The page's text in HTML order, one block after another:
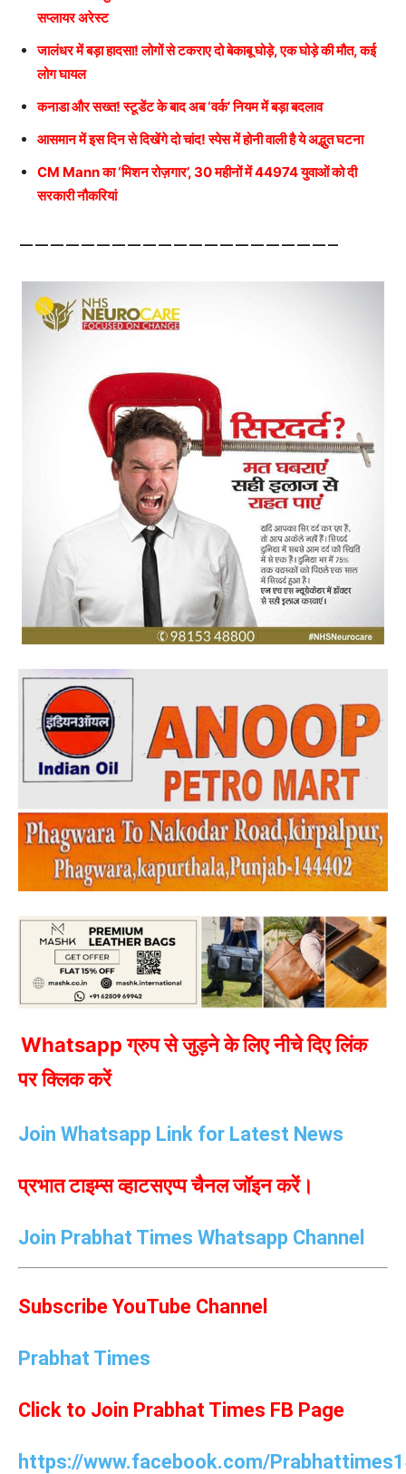
सप्लायर अरेस्ट
जालंधर में बड़ा हादसा! लोगों से टकराए दो बेकाबू घोड़े, एक घोड़े की मौत, कई
लोग घायल
कनाडा और सख्त! स्टूडेंट के बाद अब ‘वर्क’ नियम में बड़ा बदलाव
आसमान में इस दिन से दिखेंगे दो चांद! स्पेस में होनी वाली है ये अद्भुत घटना
CM Mann का ‘मिशन रोज़गार’, 30 महीनों में 44974 युवाओं को दी
सरकारी नौकरियां
————————————————————–
Whatsapp ग्रुप से जुड़ने के लिए नीचे दिए लिंक
पर क्लिक करें
Join Whatsapp Link for Latest News
प्रभात टाइम्स व्हाटसएप्प चैनल जॉइन करें।
Join Prabhat Times Whatsapp Channel
Subscribe YouTube Channel
Prabhat Times
Click to Join Prabhat Times FB Page
https://www.facebook.com/